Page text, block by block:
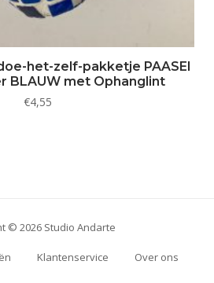
het-zelf-pakketje PAASEI
BLAUW met Ophanglint
€4,55
© 2026 Studio Andarte
Klantenservice Over ons